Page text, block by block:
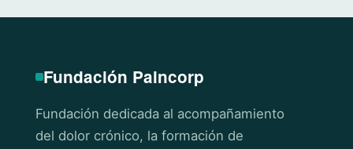
Fundación Paincorp
Fundación dedicada al acompañamiento
del dolor crónico, la formación de